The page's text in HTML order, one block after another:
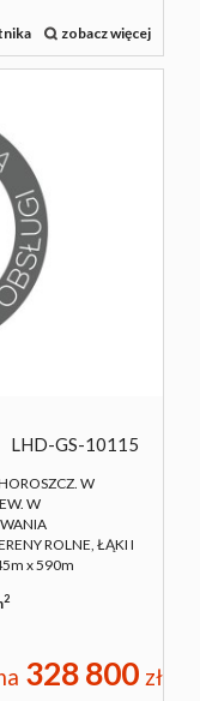
zobacz więcej
LHD-GS-10115
W
W
ROLNE, ŁĄKI I
x 590m
2
328 800 zł